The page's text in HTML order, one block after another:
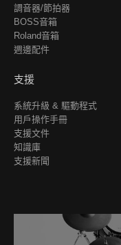
調音器/節拍器
BOSS音箱
Roland音箱
週邊配件
支援
系統升級 & 驅動程式
用戶操作手冊
支援文件
知識庫
支援新聞